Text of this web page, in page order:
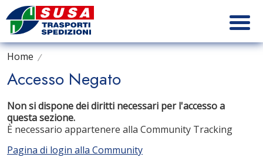
Home
Accesso Negato
Non si dispone dei diritti necessari per l'accesso a
questa sezione.
È necessario appartenere alla Community Tracking
Pagina di login alla Community